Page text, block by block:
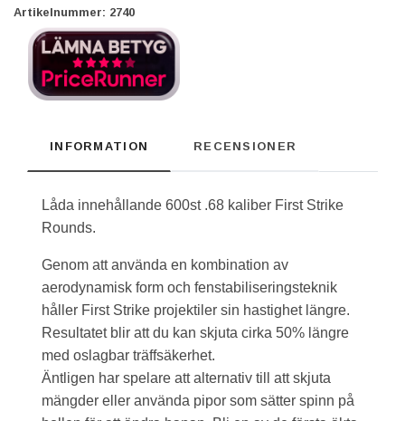
Artikelnummer: 2740
INFORMATION RECENSIONER
Låda innehållande 600st .68 kaliber First Strike
Rounds.
Genom att använda en kombination av
aerodynamisk form och fenstabiliseringsteknik
håller First Strike projektiler sin hastighet längre.
Resultatet blir att du kan skjuta cirka 50% längre
med oslagbar träffsäkerhet.
Äntligen har spelare att alternativ till att skjuta
mängder eller använda pipor som sätter spinn på